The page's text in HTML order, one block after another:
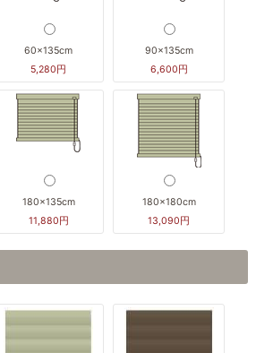
60×135cm
5,280円
90×135cm
6,600円
180×135cm
11,880円
180×180cm
13,090円